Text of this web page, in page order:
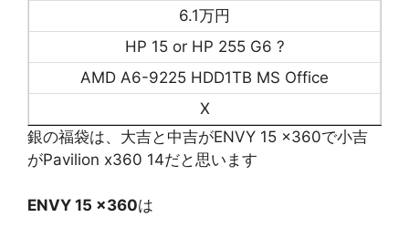
6.1万円
HP 15 or HP 255 G6 ?
AMD A6-9225 HDD1TB MS Office
X
銀の福袋は、大吉と中吉がENVY 15 x360で小吉
がPavilion x360 14だと思います
ENVY 15 x360は